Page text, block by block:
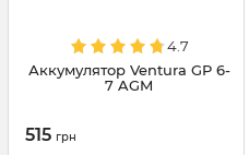
4.7
Аккумулятор Ventura GP 6-
7 AGM
515 грн